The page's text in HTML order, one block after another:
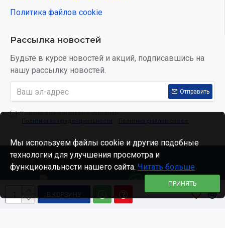
В КОРЗИНУ
Политика файлов cookie
Рассылка новостей
Будьте в курсе новостей и акций, подписавшись на
нашу рассылку новостей.
Отправить
Я прочитал и согласен с условиям:
Политика конфиденциальности
Политика файлов cookie
Alakrab © 2023
ПРИНЯТЬ
Мы используем файлы cookie и другие подобные
технологии для улучшения просмотра и
функциональности нашего сайта. Читать больше